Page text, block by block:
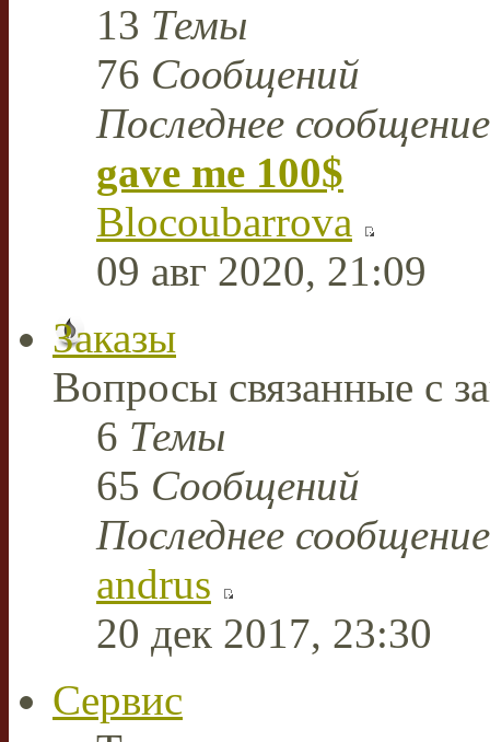
13 Темы
76 Сообщений
Последнее сообщение
gave me 100$
Blocoubarrova
09 авг 2020, 21:09
Заказы
Вопросы связанные с
6 Темы
65 Сообщений
Последнее сообщение
andrus
20 дек 2017, 23:30
Сервис